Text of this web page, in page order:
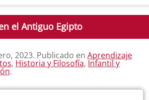
el Antiguo Egipto
2023. Publicado en Aprendizaje
, Historia y Filosofía,Infantil y
.